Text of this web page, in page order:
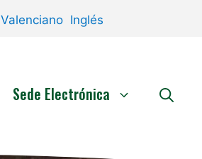
Valenciano Inglés
Sede Electrónica